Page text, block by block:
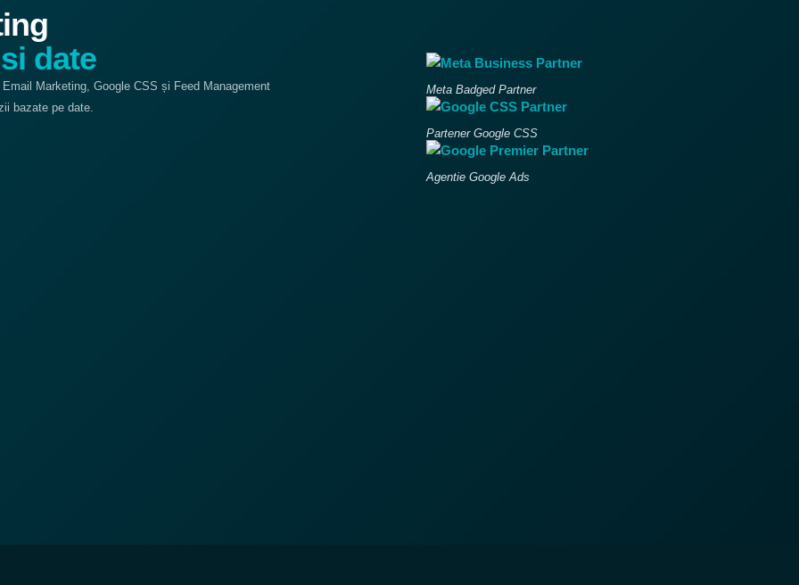
date
Marketing, Google CSS și Feed Management
bazate pe date.
Meta Badged Partner
Partener Google CSS
Agentie Google Ads